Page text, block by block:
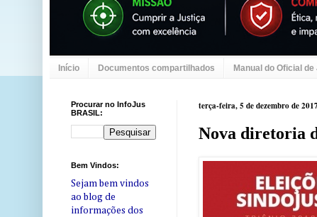
Início Documentos compartilhados Manual do Oficial
terça-feira, 5 de dezembro de 2017
Nova diretoria
Procurar no InfoJus
BRASIL:
Bem Vindos:
Sejam bem vindos
ao blog de
informações dos